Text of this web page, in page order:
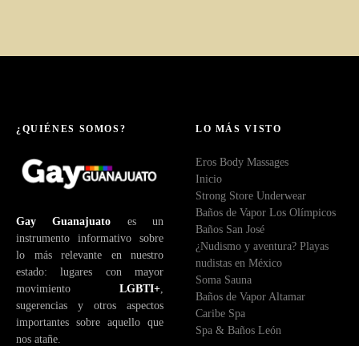
¿QUIÉNES SOMOS?
Gay Guanajuato es un
instrumento informativo sobre
lo más relevante en nuestro
estado: lugares con mayor
movimiento LGBTI+
sugerencias y otros aspectos
importantes sobre aquello que
nos atañe.
LO MÁS VISTO
Eros Body Massages
Inicio
Strong Store Underwear
Baños de Vapor Los Olímpicos
Baños San José
¿Nudismo y aventura? Playas
nudistas en México
Soma Sauna
Baños de Vapor Altamar
Caribe Spa
Spa & Baños León